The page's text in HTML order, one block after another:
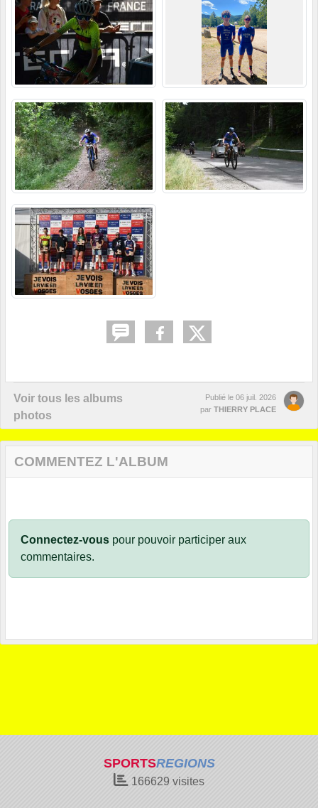
Voir tous les albums
photos
Publié le 06 juil. 2026
par THIERRY PLACE
COMMENTEZ L'ALBUM
Connectez-vous pour pouvoir participer aux
commentaires.
SPORTSREGIONS
166629 visites